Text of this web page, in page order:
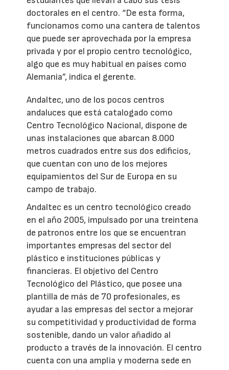
doctorales en el centro. “De esta forma,
funcionamos como una cantera de talentos
que puede ser aprovechada por la empresa
privada y por el propio centro tecnológico,
algo que es muy habitual en países como
Alemania”, indica el gerente.
Andaltec, uno de los pocos centros
andaluces que está catalogado como
Centro Tecnológico Nacional, dispone de
unas instalaciones que abarcan 8.000
metros cuadrados entre sus dos edificios,
que cuentan con uno de los mejores
equipamientos del Sur de Europa en su
campo de trabajo.
Andaltec es un centro tecnológico creado
en el año 2005, impulsado por una treintena
de patronos entre los que se encuentran
importantes empresas del sector del
plástico e instituciones públicas y
financieras. El objetivo del Centro
Tecnológico del Plástico, que posee una
plantilla de más de 70 profesionales, es
ayudar a las empresas del sector a mejorar
su competitividad y productividad de forma
sostenible, dando un valor añadido al
producto a través de la innovación. El centro
cuenta con una amplia y moderna sede en